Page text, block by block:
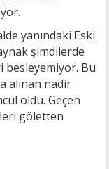
yanındaki Eski
şimdilerde
besleyemiyor. Bu
alınan nadir
oldu. Geçen
göletten